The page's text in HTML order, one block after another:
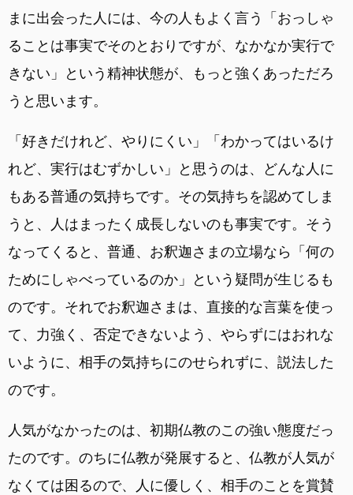
まに出会った人には、今の人もよく言う「おっしゃ
ることは事実でそのとおりですが、なかなか実行で
きない」という精神状態が、もっと強くあっただろ
うと思います。
「好きだけれど、やりにくい」「わかってはいるけ
れど、実行はむずかしい」と思うのは、どんな人に
もある普通の気持ちです。その気持ちを認めてしま
うと、人はまったく成長しないのも事実です。そう
なってくると、普通、お釈迦さまの立場なら「何の
ためにしゃべっているのか」という疑問が生じるも
のです。それでお釈迦さまは、直接的な言葉を使っ
て、力強く、否定できないよう、やらずにはおれな
いように、相手の気持ちにのせられずに、説法した
のです。
人気がなかったのは、初期仏教のこの強い態度だっ
たのです。のちに仏教が発展すると、仏教が人気が
なくては困るので、人に優しく、相手のことを賞賛